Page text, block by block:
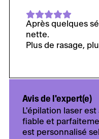
Après quelques
nette.
Plus de rasage,
Avis de l'expert(e)
L'épilation laser
fiable et
est personnalisé